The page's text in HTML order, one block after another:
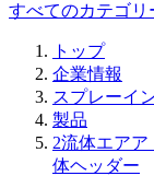
すべてのカテゴリ
トップ
企業情報
スプレーイ
製品
2流体エア
体ヘッダー